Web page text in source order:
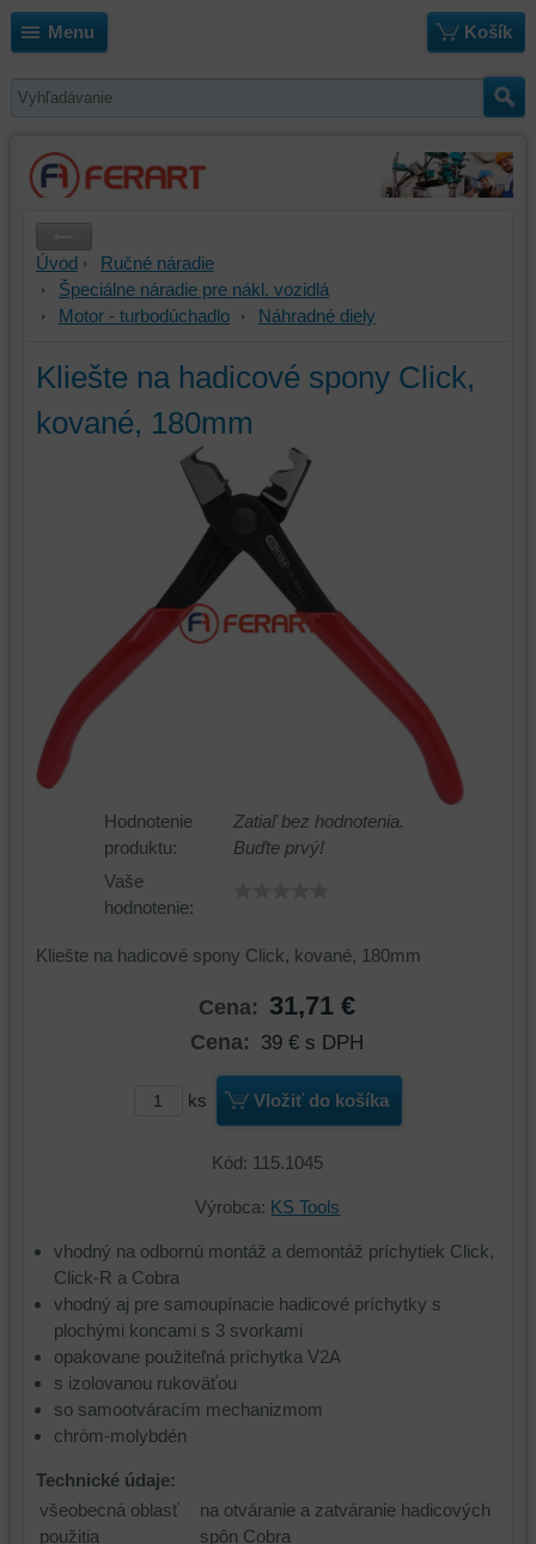
Menu Košík
Úvod
Ručné náradie
Špeciálne náradie pre nákl. vozidlá
Motor - turbodúchadlo
Náhradné diely
Kliešte na hadicové spony Click,
kované, 180mm
Hodnotenie
produktu:
Zatiaľ bez hodnotenia.
Buďte prvý!
Vaše
hodnotenie:
Kliešte na hadicové spony Click, kované, 180mm
Cena: 31,71 €
Cena: 39 € s DPH
ks Vložiť do košíka
Kód: 115.1045
Výrobca: KS Tools
vhodný na odbornú montáž a demontáž príchytiek Click,
Click-R a Cobra
vhodný aj pre samoupínacie hadicové príchytky s
plochými koncami s 3 svorkami
opakovane použiteľná príchytka V2A
s izolovanou rukoväťou
so samootváracím mechanizmom
chróm-molybdén
Technické údaje:
všeobecná oblasť
použitia
na otváranie a zatváranie hadicových
spôn Cobra